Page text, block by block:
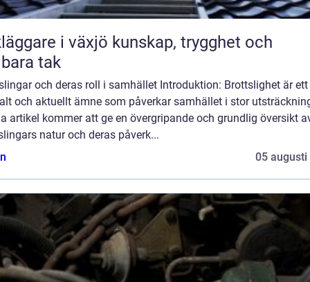
i växjö kunskap, trygghet och
tak
och deras roll i samhället Introduktion: Brottslighet är ett
och aktuellt ämne som påverkar samhället i stor
artikel kommer att ge en övergripande och grundlig översikt
natur och deras påverk...
05 augusti